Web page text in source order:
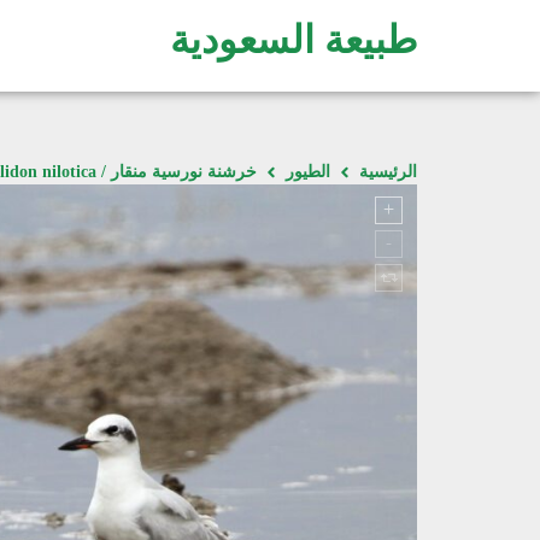
طبيعة السعودية
الرئيسية الطيور خرشنة نورسية منقار / Gelochelidon nilotica